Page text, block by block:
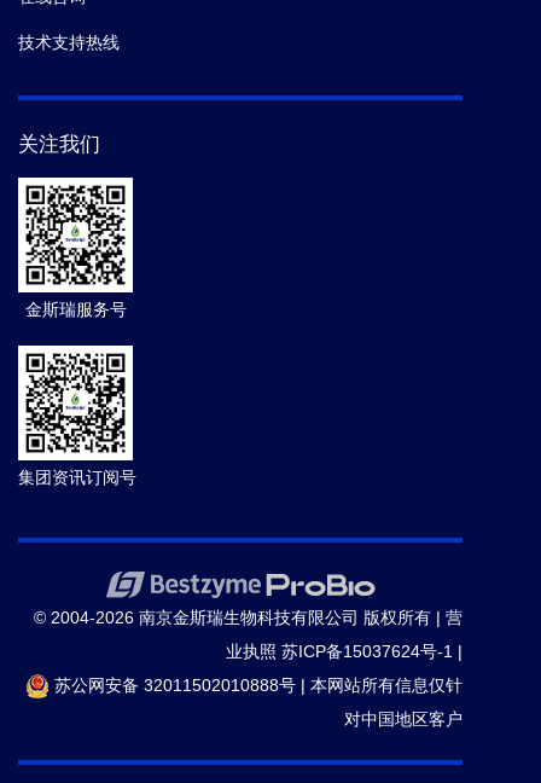
技术支持热线
关注我们
金斯瑞服务号
集团资讯订阅号
© 2004-2026 南京金斯瑞生物科技有限公司 版权所有 | 营
业执照 苏ICP备15037624号-1 |
苏公网安备 32011502010888号 | 本网站所有信息仅针
对中国地区客户